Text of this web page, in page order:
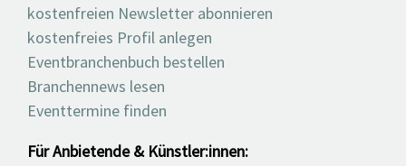
kostenfreien Newsletter abonnieren
kostenfreies Profil anlegen
Eventbranchenbuch bestellen
Branchennews lesen
Eventtermine finden
Für Anbietende & Künstler:innen: